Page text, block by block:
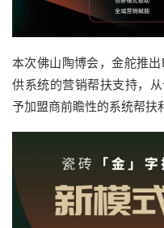
本次佛山陶博会，金舵推
供系统的营销帮扶支持，
予加盟商前瞻性的系统帮扶